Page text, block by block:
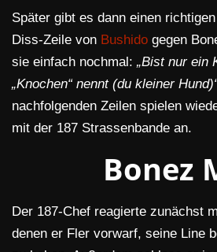
Später gibt es dann einen
Diss-Zeile von Bushido gegen
sie einfach nochmal: „Bist nur ein
„Knochen“ nennt (du kleiner
nachfolgenden Zeilen spielen
mit der 187 Strassenbande an.
Bonez
Der 187-Chef reagierte zunächst
denen er Fler vorwarf, seine Line